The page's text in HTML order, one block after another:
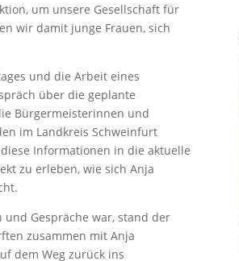
um unsere Gesellschaft für
wir damit junge Frauen, sich
und die Arbeit eines
über die geplante
Bürgermeisterinnen und
im Landkreis Schweinfurt
Informationen in die aktuelle
zu erleben, wie sich Anja
Gespräche war, stand der
zusammen mit Anja
dem Weg zurück ins